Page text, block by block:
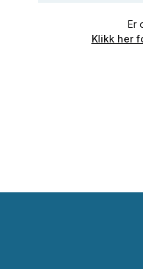
Er
Klikk her